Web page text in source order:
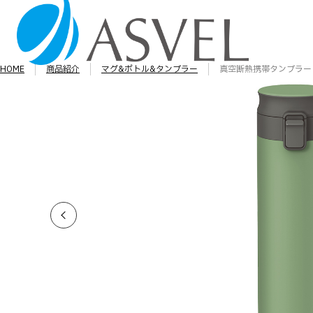
HOME 商品紹介 マグ&ボトル&タンブラー 真空断熱携帯タンブラ